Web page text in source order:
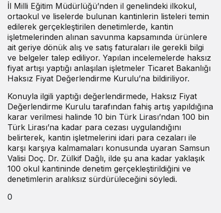
İl Milli Eğitim Müdürlüğü’nden il genelindeki ilkokul,
ortaokul ve liselerde bulunan kantinlerin listeleri temin
edilerek gerçekleştirilen denetimlerde, kantin
işletmelerinden alınan savunma kapsamında ürünlere
ait geriye dönük alış ve satış faturaları ile gerekli bilgi
ve belgeler talep ediliyor. Yapılan incelemelerde haksız
fiyat artışı yaptığı anlaşılan işletmeler Ticaret Bakanlığı
Haksız Fiyat Değerlendirme Kurulu’na bildiriliyor.
Konuyla ilgili yaptığı değerlendirmede, Haksız Fiyat
Değerlendirme Kurulu tarafından fahiş artış yapıldığına
karar verilmesi halinde 10 bin Türk Lirası’ndan 100 bin
Türk Lirası’na kadar para cezası uygulandığını
belirterek, kantin işletmelerini idari para cezaları ile
karşı karşıya kalmamaları konusunda uyaran Samsun
Valisi Doç. Dr. Zülkif Dağlı, ilde şu ana kadar yaklaşık
100 okul kantininde denetim gerçekleştirildiğini ve
denetimlerin aralıksız sürdürüleceğini söyledi.
0